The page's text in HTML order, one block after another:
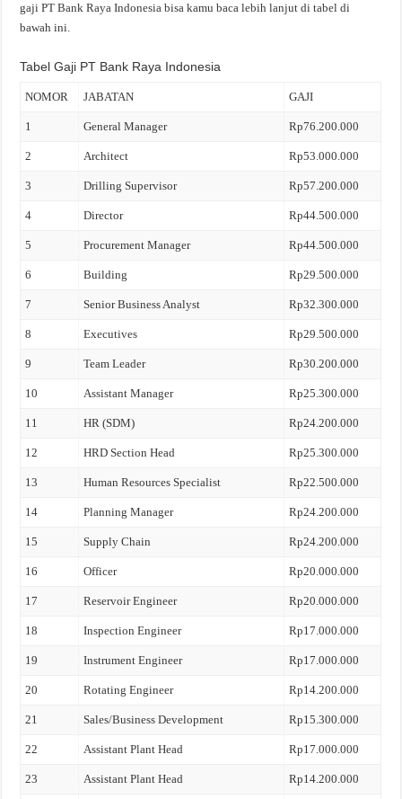
gaji PT Bank Raya Indonesia bisa kamu baca lebih lanjut di tabel di
bawah ini.
Tabel Gaji PT Bank Raya Indonesia
NOMOR JABATAN GAJI
1 General Manager Rp76.200.000
2 Architect Rp53.000.000
3 Drilling Supervisor Rp57.200.000
4 Director Rp44.500.000
5 Procurement Manager Rp44.500.000
6 Building Rp29.500.000
7 Senior Business Analyst Rp32.300.000
8 Executives Rp29.500.000
9 Team Leader Rp30.200.000
10 Assistant Manager Rp25.300.000
11 HR (SDM) Rp24.200.000
12 HRD Section Head Rp25.300.000
13 Human Resources Specialist Rp22.500.000
14 Planning Manager Rp24.200.000
15 Supply Chain Rp24.200.000
16 Officer Rp20.000.000
17 Reservoir Engineer Rp20.000.000
18 Inspection Engineer Rp17.000.000
19 Instrument Engineer Rp17.000.000
20 Rotating Engineer Rp14.200.000
21 Sales/Business Development Rp15.300.000
22 Assistant Plant Head Rp17.000.000
23 Assistant Plant Head Rp14.200.000